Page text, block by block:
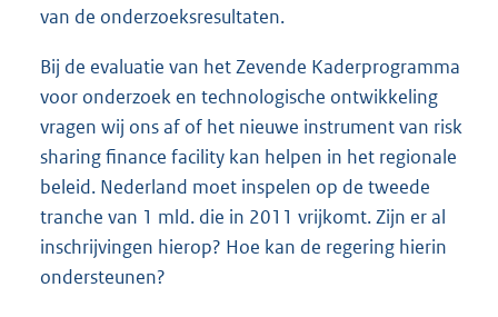
van de onderzoeksresultaten.
Bij de evaluatie van het Zevende Kaderprogramma
voor onderzoek en technologische ontwikkeling
vragen wij ons af of het nieuwe instrument van risk
sharing finance facility kan helpen in het regionale
beleid. Nederland moet inspelen op de tweede
tranche van 1 mld. die in 2011 vrijkomt. Zijn er al
inschrijvingen hierop? Hoe kan de regering hierin
ondersteunen?